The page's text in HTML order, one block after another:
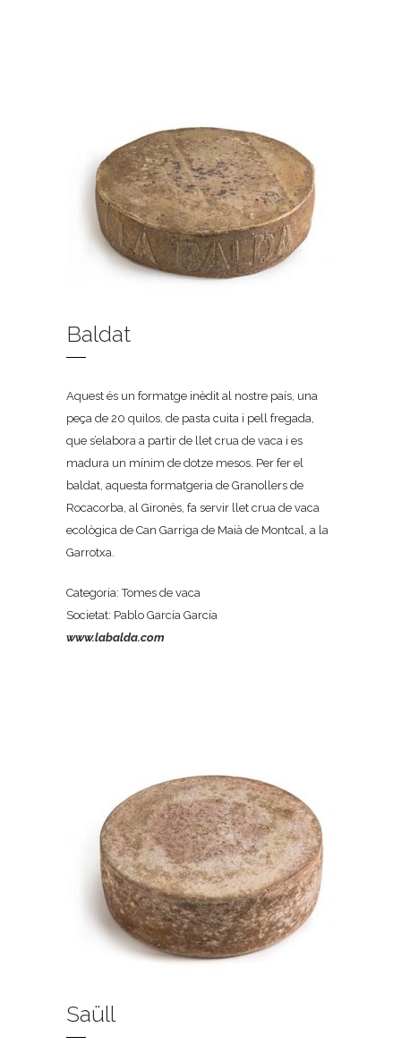
Baldat
Aquest és un formatge inèdit al nostre país, una
peça de 20 quilos, de pasta cuita i pell fregada,
que s’elabora a partir de llet crua de vaca i es
madura un mínim de dotze mesos. Per fer el
baldat, aquesta formatgeria de Granollers de
Rocacorba, al Gironès, fa servir llet crua de vaca
ecològica de Can Garriga de Maià de Montcal, a la
Garrotxa.
Categoria: Tomes de vaca
Societat: Pablo García García
www.labalda.com
Saüll